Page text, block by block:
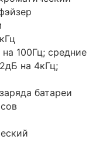
100Гц; средние
на 4кГц;
батареи